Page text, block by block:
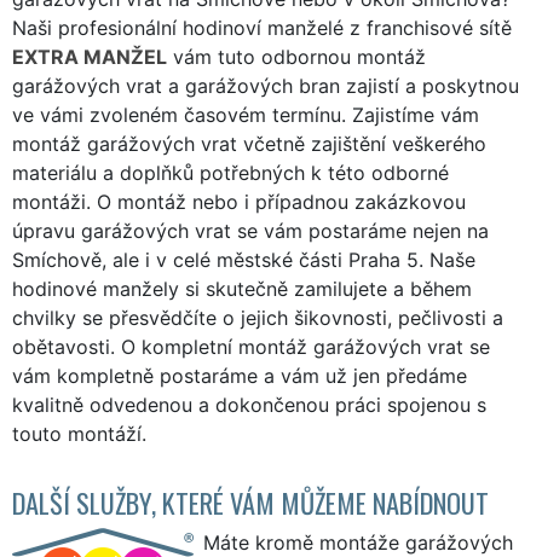
Naši profesionální hodinoví manželé z franchisové sítě
EXTRA MANŽEL vám tuto odbornou montáž
garážových vrat a garážových bran zajistí a poskytnou
ve vámi zvoleném časovém termínu. Zajistíme vám
montáž garážových vrat včetně zajištění veškerého
materiálu a doplňků potřebných k této odborné
montáži. O montáž nebo i případnou zakázkovou
úpravu garážových vrat se vám postaráme nejen na
Smíchově, ale i v celé městské části Praha 5. Naše
hodinové manžely si skutečně zamilujete a během
chvilky se přesvědčíte o jejich šikovnosti, pečlivosti a
obětavosti. O kompletní montáž garážových vrat se
vám kompletně postaráme a vám už jen předáme
kvalitně odvedenou a dokončenou práci spojenou s
touto montáží.
DALŠÍ SLUŽBY, KTERÉ VÁM MŮŽEME NABÍDNOUT
Máte kromě montáže garážových